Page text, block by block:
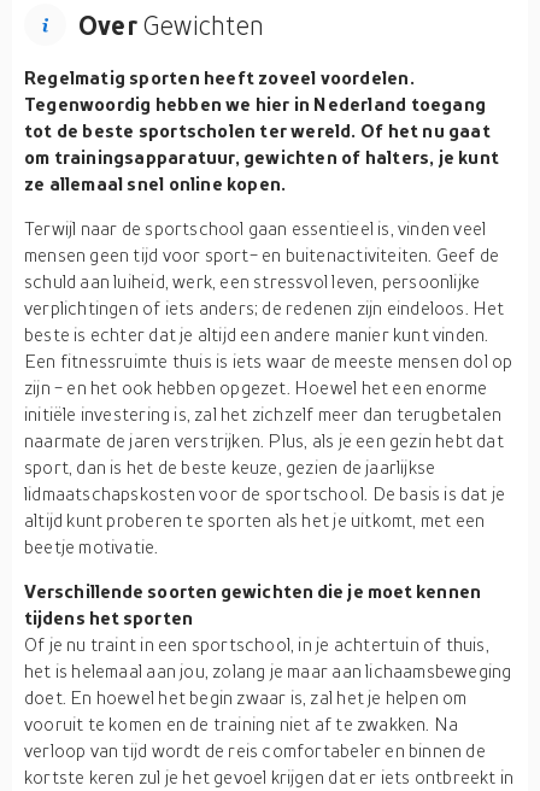
OverGewichten
Regelmatig sporten heeft zoveel voordelen.
Tegenwoordig hebben we hier in Nederland toegang
tot de beste sportscholen ter wereld. Of het nu gaat
om trainingsapparatuur, gewichten of halters, je kunt
ze allemaal snel online kopen.
Terwijl naar de sportschool gaan essentieel is, vinden veel
mensen geen tijd voor sport- en buitenactiviteiten. Geef de
schuld aan luiheid, werk, een stressvol leven, persoonlijke
verplichtingen of iets anders; de redenen zijn eindeloos. Het
beste is echter dat je altijd een andere manier kunt vinden.
Een fitnessruimte thuis is iets waar de meeste mensen dol op
zijn - en het ook hebben opgezet. Hoewel het een enorme
initiële investering is, zal het zichzelf meer dan terugbetalen
naarmate de jaren verstrijken. Plus, als je een gezin hebt dat
sport, dan is het de beste keuze, gezien de jaarlijkse
lidmaatschapskosten voor de sportschool. De basis is dat je
altijd kunt proberen te sporten als het je uitkomt, met een
beetje motivatie.
Verschillende soorten gewichten die je moet kennen
tijdens het sporten
Of je nu traint in een sportschool, in je achtertuin of thuis,
het is helemaal aan jou, zolang je maar aan lichaamsbeweging
doet. En hoewel het begin zwaar is, zal het je helpen om
vooruit te komen en de training niet af te zwakken. Na
verloop van tijd wordt de reis comfortabeler en binnen de
kortste keren zul je het gevoel krijgen dat er iets ontbreekt in